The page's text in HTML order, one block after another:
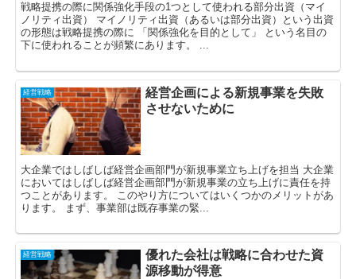
戦略提携の際に関係強化手段の1つとして使われる部分出資（マイ
ノリティ出資） マイノリティ出資（あるいは部分出資）という出資
の形態は戦略提携の際に 「関係強化を目的として」 という名目の
下に使われることが頻繁にあります。 ...
経営戦略
経営企画による新規事業を失敗
させないために
大企業ではしばしば経営企画部門が新規事業立ち上げを担当 大企業
においてはしばしば経営企画部門が新規事業の立ち上げに責任を持
つことがあります。 このやり方についてはいくつかのメリットがあ
ります。 まず、事業部は既存事業の緊...
経営戦略
優れた会社は戦略に合わせた資
源移動が得意